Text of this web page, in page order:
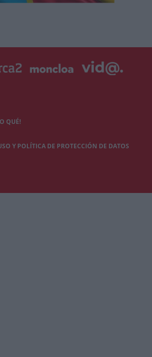
QUÉ!
Y POLÍTICA DE PROTECCIÓN DE DATOS